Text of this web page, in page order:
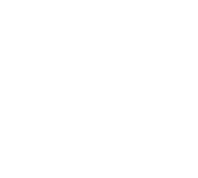
的约会对象是乌塔玛，博沃
为利益化身“深情画家”，步步为营接近倔强女医生李梦（李萌萌
故事，但被分配到青少年保护队，被迫每天看色情片。更糟糕
饰）在著名艺术家艾丽卡·特蕾西（奥利维亚·王尔德 Olivia W